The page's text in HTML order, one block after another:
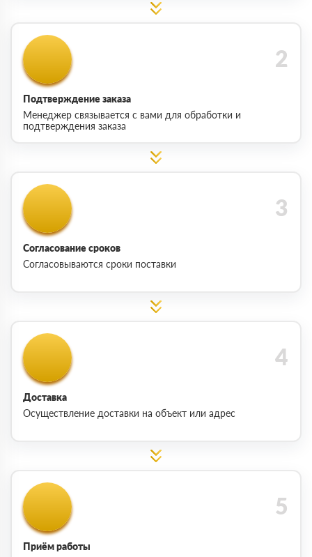
Подтверждение заказа
Менеджер связывается с вами для обработки и
подтверждения заказа
Согласование сроков
Согласовываются сроки поставки
Доставка
Осуществление доставки на объект или адрес
Приём работы